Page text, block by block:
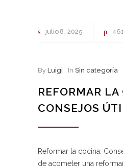
julio 8 2025
By Luigi In Sin categoría
REFORMAR LA
CONSEJOS
Reformar la cocina:
de acometer una